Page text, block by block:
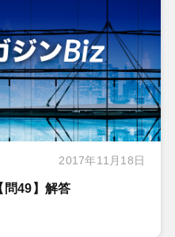
2017年11月18日
問49】解答